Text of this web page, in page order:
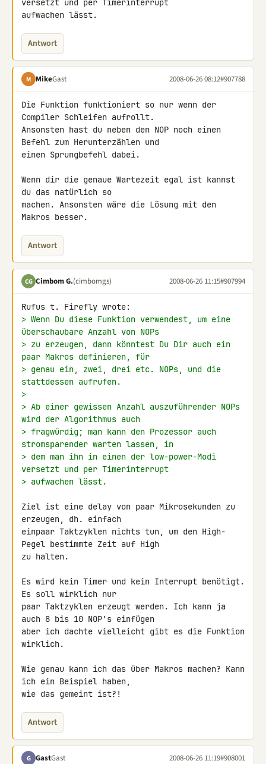
versetzt und per Timerinterrupt
aufwachen lässt.
Antwort
M MikeGast 2008-06-26 08:12#907788
Die Funktion funktioniert so nur wenn der
Compiler Schleifen aufrollt.
Ansonsten hast du neben den NOP noch einen
Befehl zum Herunterzählen und
einen Sprungbefehl dabei.
Wenn dir die genaue Wartezeit egal ist kannst
du das natürlich so
machen. Ansonsten wäre die Lösung mit den
Makros besser.
Antwort
CG Cimbom G.(cimbomgs) 2008-06-26 11:15#907994
> Wenn Du diese Funktion verwendest, um eine
überschaubare Anzahl von NOPs
> zu erzeugen, dann könntest Du Dir auch ein
paar Makros definieren, für
> genau ein, zwei, drei etc. NOPs, und die
stattdessen aufrufen.
>
> Ab einer gewissen Anzahl auszuführender NOPs
wird der Algorithmus auch
> fragwürdig; man kann den Prozessor auch
stromsparender warten lassen, in
> dem man ihn in einen der low-power-Modi
versetzt und per Timerinterrupt
> aufwachen lässt.
Ziel ist eine delay von paar Mikrosekunden zu
erzeugen, dh. einfach
einpaar Taktzyklen nichts tun, um den High-
Pegel bestimmte Zeit auf High
zu halten.
Es wird kein Timer und kein Interrupt benötigt.
Es soll wirklich nur
paar Taktzyklen erzeugt werden. Ich kann ja
auch 8 bis 10 NOP's einfügen
aber ich dachte vielleicht gibt es die Funktion
wirklich.
Wie genau kann ich das über Makros machen? Kann
ich ein Beispiel haben,
wie das gemeint ist?!
Antwort
G GastGast 2008-06-26 11:19#908001